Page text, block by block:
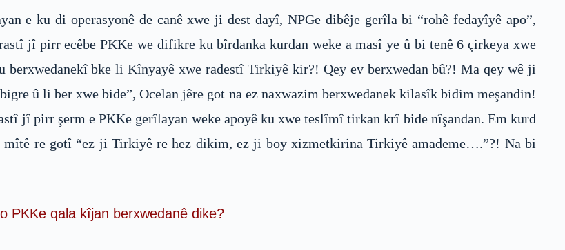
e ku di operasyonê de canê xwe ji dest dayî, NPGe dibêje gerîla bi “rohê fedayîyê apo”,
jî pirr ecêbe PKKe we difikre ku bîrdanka kurdan weke a masî ye û bi tenê 6 çirkeya xwe
bke li Kînyayê xwe radestî Tirkiyê kir?! Qey ev berxwedan bû?! Ma qey wê ji
û li ber xwe bide”, Ocelan jêre got na ez naxwazim berxwedanek kilasîk bidim meşandin!
jî pirr şerm e PKKe gerîlayan weke apoyê ku xwe teslîmî tirkan krî bide nîşandan. Em kurd
re gotî “ez ji Tirkiyê re hez dikim, ez ji boy xizmetkirina Tirkiyê amademe….”?! Na bi
PKKe qala kîjan berxwedanê dike?